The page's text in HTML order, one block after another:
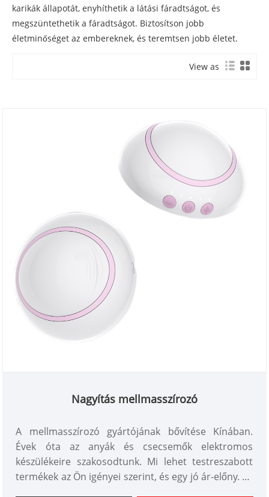
karikák állapotát, enyhíthetik a látási fáradtságot, és
megszüntethetik a fáradtságot. Biztosítson jobb
életminőséget az embereknek, és teremtsen jobb életet.
View as
Nagyítás mellmasszírozó
A mellmasszírozó gyártójának bővítése Kínában.
Évek óta az anyák és csecsemők elektromos
készülékeire szakosodtunk. Mi lehet testreszabott
termékek az Ön igényei szerint, és egy jó ár-előny. Mi